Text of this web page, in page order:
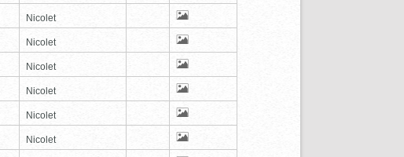
Nicolet
Nicolet
Nicolet
Nicolet
Nicolet
Nicolet